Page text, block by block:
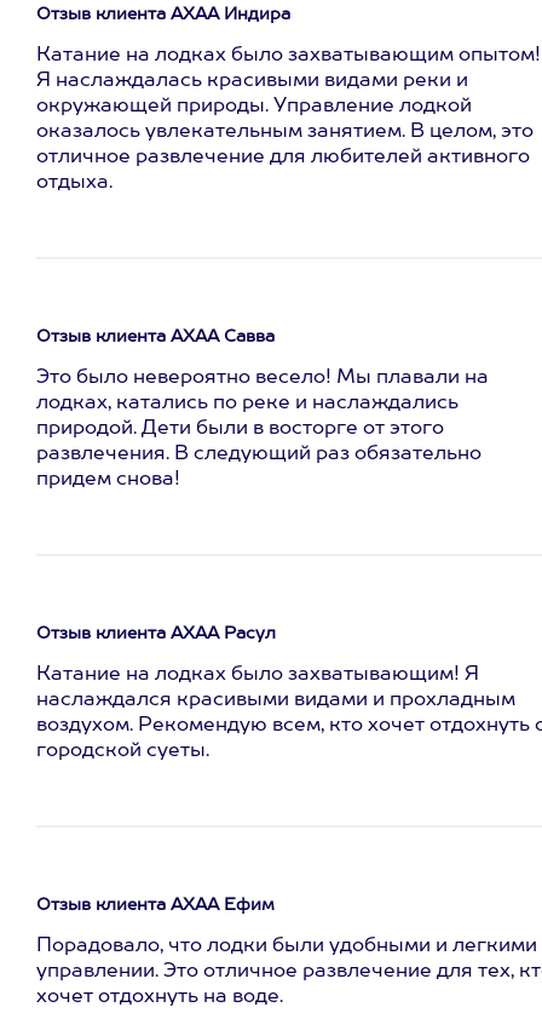
Отзыв клиента АХАА Индира
Катание на лодках было захватывающим опытом!
Я наслаждалась красивыми видами реки и
окружающей природы. Управление лодкой
оказалось увлекательным занятием. В целом, это
отличное развлечение для любителей активного
отдыха.
Отзыв клиента АХАА Савва
Это было невероятно весело! Мы плавали на
лодках, катались по реке и наслаждались
природой. Дети были в восторге от этого
развлечения. В следующий раз обязательно
придем снова!
Отзыв клиента АХАА Расул
Катание на лодках было захватывающим! Я
наслаждался красивыми видами и прохладным
воздухом. Рекомендую всем, кто хочет отдохнуть
городской суеты.
Отзыв клиента АХАА Ефим
Порадовало, что лодки были удобными и легкими
управлении. Это отличное развлечение для тех,
хочет отдохнуть на воде.